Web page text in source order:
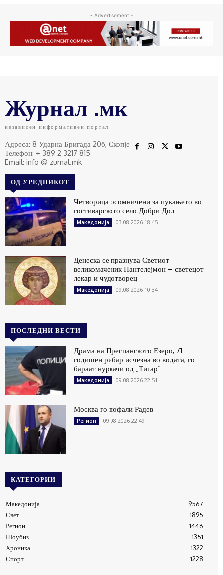
- Advertisement -
Журнал .мк
независен информативен портал
Адреса: 8 Ударна Бригада 20б, Скопје
Телефон: + 389 2 3217 815
Email: info @ zurnal.mk
ОД УРЕДНИКОТ
Четворица осомничени за пукањето во
гостиварското село Добри Дол
Македонија 03.08.2026 18:45
Денеска се празнува Светиот
великомаченик Пантелејмон – светецот
лекар и чудотворец
Македонија 09.08.2026 10:34
ПОСЛЕДНИ ВЕСТИ
Драма на Преспанското Езеро, 71-
годишен рибар исчезна во водата, го
бараат нуркачи од „Тигар“
Македонија 09.08.2026 22:51
Москва го пофали Радев
Регион 09.08.2026 22:49
КАТЕГОРИИ
Македонија
9567
Свет
1895
Регион
1446
Шоубиз
1351
Хроника
1322
Спорт
1228